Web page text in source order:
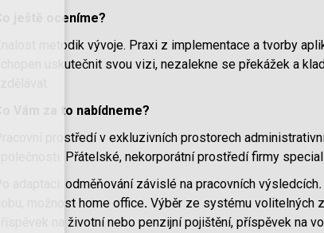
Co ještě oceníme?
Znalost metodik vývoje. Praxi z implementace a tvorby
schopen uskutečnit svou vizi, nezalekne se překážek a
Co Vám za to nabídneme?
Pracovní prostředí v exkluzivních prostorech
společnosti. Přátelské, nekorporátní prostředí firmy
Po adaptaci: odměňování závislé na pracovních výsledcích.
dobu, možnost home office. Výběr ze systému volitelných
příspěvek na životní nebo penzijní pojištění, příspěvek na